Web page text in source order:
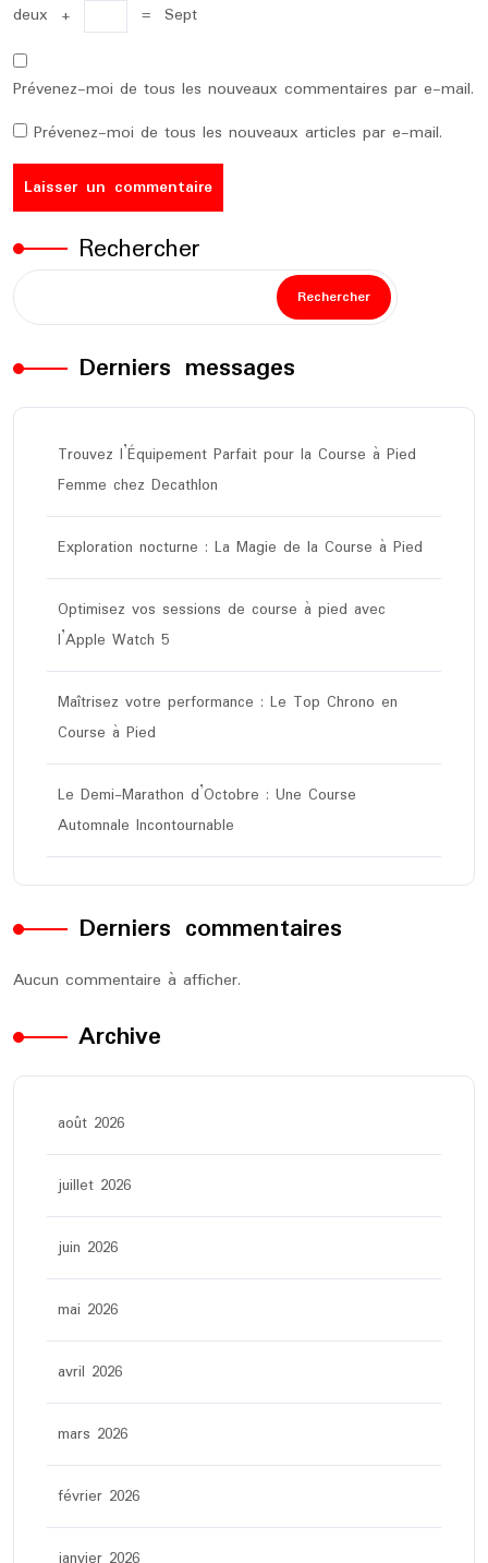
deux + = Sept
Prévenez-moi de tous les nouveaux commentaires par e-mail.
Prévenez-moi de tous les nouveaux articles par e-mail.
Rechercher
Rechercher
Derniers messages
Trouvez l’Équipement Parfait pour la Course à Pied
Femme chez Decathlon
Exploration nocturne : La Magie de la Course à Pied
Optimisez vos sessions de course à pied avec
l’Apple Watch 5
Maîtrisez votre performance : Le Top Chrono en
Course à Pied
Le Demi-Marathon d’Octobre : Une Course
Automnale Incontournable
Derniers commentaires
Aucun commentaire à afficher.
Archive
août 2026
juillet 2026
juin 2026
mai 2026
avril 2026
mars 2026
février 2026